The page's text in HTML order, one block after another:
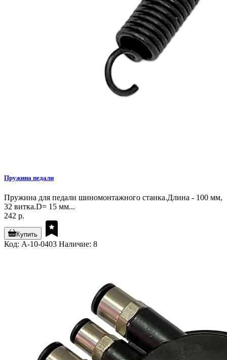
Пружина педали
Пружина для педали шиномонтажного станка.Длина - 100 мм,
32 витка.D= 15 мм...
242 р.
Купить
Код: A-10-0403 Наличие: 8